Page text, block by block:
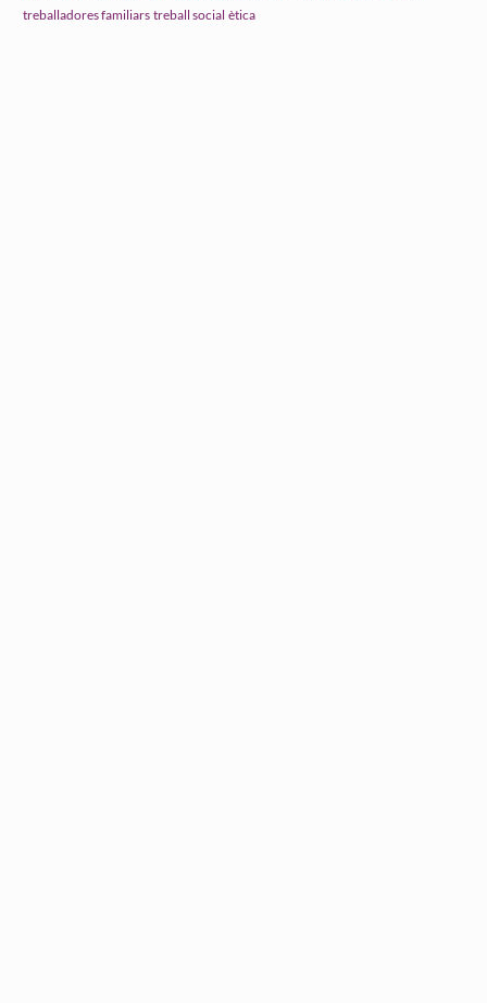
treballadores familiars treball social ètica